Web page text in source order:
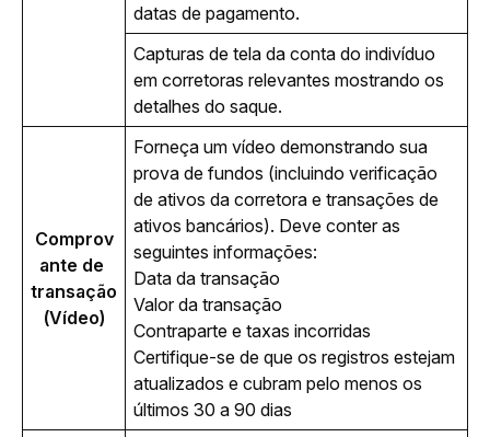
datas de pagamento.
Capturas de tela da conta do indivíduo
em corretoras relevantes mostrando os
detalhes do saque.
Comprov
ante de
transação
(Vídeo)
Forneça um vídeo demonstrando sua
prova de fundos (incluindo verificação
de ativos da corretora e transações de
ativos bancários). Deve conter as
seguintes informações:
Data da transação
Valor da transação
Contraparte e taxas incorridas
Certifique-se de que os registros estejam
atualizados e cubram pelo menos os
últimos 30 a 90 dias